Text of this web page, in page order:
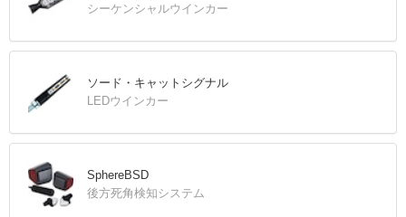
シーケンシャルウインカー
ソード・キャットシグナル
LEDウインカー
SphereBSD
後方死角検知システム